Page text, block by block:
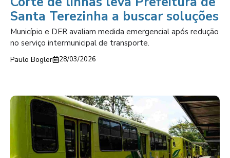
Santa Terezinha a buscar soluções
Município e DER avaliam medida emergencial após redução
no serviço intermunicipal de transporte.
Paulo Bogler 28/03/2026